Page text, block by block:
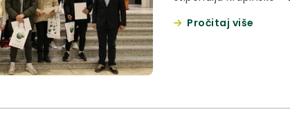
karaktera te je na
Pročitaj više